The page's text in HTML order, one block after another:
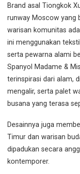
Brand asal Tiongkok
runway Moscow yang
warisan komunitas
ini menggunakan
serta pewarna alami
Spanyol Madame &
terinspirasi dari alam,
mengalir, serta palet
busana yang terasa
Desainnya juga
Timur dan warisan
dipadukan secara
kontemporer.